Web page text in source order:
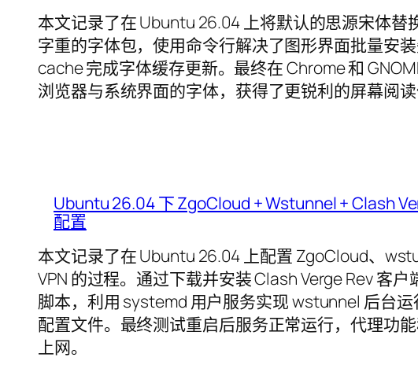
本文记录了在 Ubuntu 26.04 上将默认的思源宋体替
字重的字体包，使用命令行解决了图形界面批量安
cache 完成字体缓存更新。最终在 Chrome 和
浏览器与系统界面的字体，获得了更锐利的屏幕阅读
Ubuntu 26.04 下 ZgoCloud + Wstunnel + Clash
配置
本文记录了在 Ubuntu 26.04 上配置 ZgoCloud、
VPN 的过程。通过下载并安装 Clash Verge Rev 客
脚本，利用 systemd 用户服务实现 wstunnel 后台
配置文件。最终测试重启后服务正常运行，代理功
上网。